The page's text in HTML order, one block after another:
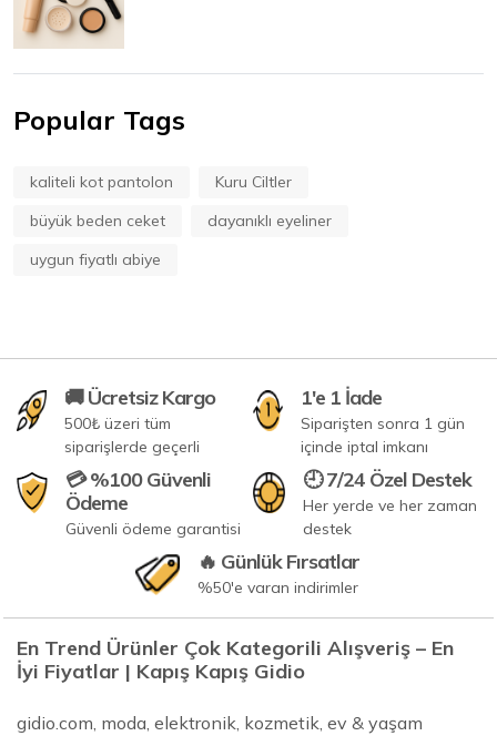
Popular Tags
kaliteli kot pantolon
Kuru Ciltler
büyük beden ceket
dayanıklı eyeliner
uygun fiyatlı abiye
🚚 Ücretsiz Kargo
500₺ üzeri tüm
siparişlerde geçerli
1'e 1 İade
Siparişten sonra 1 gün
içinde iptal imkanı
💳 %100 Güvenli
Ödeme
Güvenli ödeme garantisi
🕘 7/24 Özel Destek
Her yerde ve her zaman
destek
🔥 Günlük Fırsatlar
%50'e varan indirimler
En Trend Ürünler Çok Kategorili Alışveriş – En
İyi Fiyatlar | Kapış Kapış Gidio
gidio.com, moda, elektronik, kozmetik, ev & yaşam